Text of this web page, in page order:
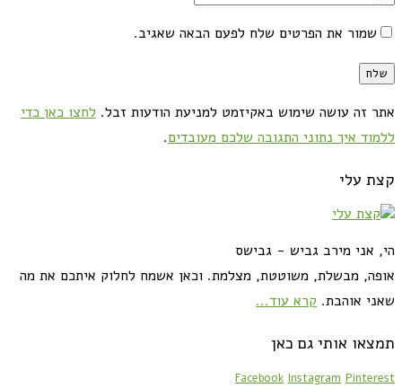
שמור את הפרטים שלח לפעם הבאה שאגיב.
אתר זה עושה שימוש באקיזמט למניעת הודעות זבל. לחצו כאן כדי
ללמוד איך נתוני התגובה שלכם מעובדים.
קצת עלי
הי, אני מירב גביש - גבישס
אופה, מבשלת, משוטטת, מצלמת. וכאן אשמח לחלוק איתכם את מה
שאני אוהבת. קרא עוד...
תמצאו אותי גם כאן
Facebook Instagram Pinterest